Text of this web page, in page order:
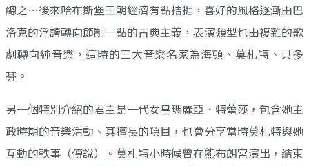
總之…後來哈布斯堡王朝經濟有點拮据，喜好的風格逐漸由巴
洛克的浮誇轉向節制一點的古典主義，表演類型也由複雜的歌
劇轉向純音樂，這時的三大音樂名家為海頓、莫札特、貝多
芬。
另一個特別介紹的君主是一代女皇瑪麗亞．特蕾莎，包含她主
政時期的音樂活動、其擅長的項目，也會分享當時莫札特與她
互動的軼事（傳說）。莫札特小時候曾在熊布朗宮演出，結束